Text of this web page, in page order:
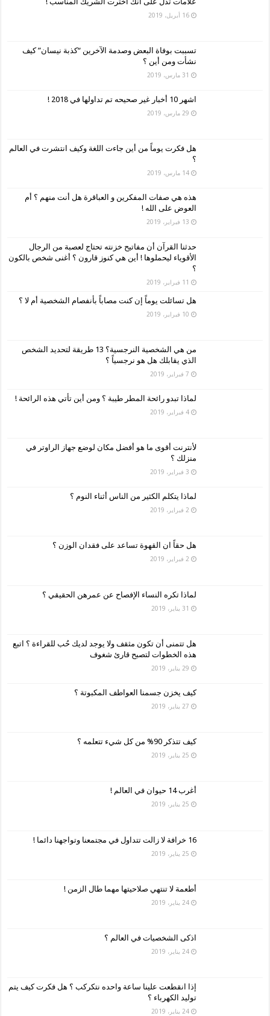
16 أبريل، 2019
تسببت بوفاة البعض وصدمة الآخرين “كذبة نيسان” كيف
نشأت ومن أين ؟
31 مارس، 2019
اشهر 10 أخبار غير صحيحه تم تداولها في 2018 !
29 مارس، 2019
هل فكرت يوماً من أين جاءت اللغة وكيف انتشرت في العالم
؟
14 مارس، 2019
هذه هي صفات المفكرين و العباقرة هل أنت منهم ؟ أم
العوض على الله !
13 فبراير، 2019
حدثنا القرآن أن مفاتيح خزنته تحتاج لعصبة من الرجال
الأقوياء ليحملوها ! أين هي كنوز قارون ؟ أغنى شخص بالكون
؟
11 فبراير، 2019
هل تسائلت يوماً إن كنت مصاباً بأنفصام الشخصية أم لا ؟
10 فبراير، 2019
من هي الشخصية النرجسية؟ 13 طريقة لتحديد الشخص
الذي يقابلك هل هو نرجسياً ؟
7 فبراير، 2019
لماذا تبدو رائحة المطر طيبة ؟ ومن أين تأتي هذه الرائحة !
4 فبراير، 2019
لأنترنت أقوى ما هو أفضل مكان لوضع جهاز الراوتر في
منزلك ؟
3 فبراير، 2019
لماذا يتكلم الكثير من الناس أثناء النوم ؟
2 فبراير، 2019
هل حقاً ان القهوة تساعد على فقدان الوزن ؟
2 فبراير، 2019
لماذا تكره النساء الإفصاح عن عمرهن الحقيقي ؟
31 يناير، 2019
هل تتمنى أن تكون مثقف ولا يوجد لديك حُب للقراءة ؟ اتبع
هذه الخطوات لتصبح قارئ شغوف
29 يناير، 2019
كيف يخزن جسمنا العواطف المكبوتة ؟
27 يناير، 2019
كيف تتذكر 90% من كل شيء تتعلمه ؟
25 يناير، 2019
أغرب 14 حيوان في العالم !
25 يناير، 2019
16 خرافة لا زالت تتداول في مجتمعنا وتواجهنا دائما !
25 يناير، 2019
أطعمة لا تنتهي صلاحيتها مهما طال الزمن !
24 يناير، 2019
اذكى الشخصيات في العالم ؟
24 يناير، 2019
إذا انقطعت علينا ساعة واحده نتكركب ؟ هل فكرت كيف يتم
توليد الكهرباء ؟
24 يناير، 2019